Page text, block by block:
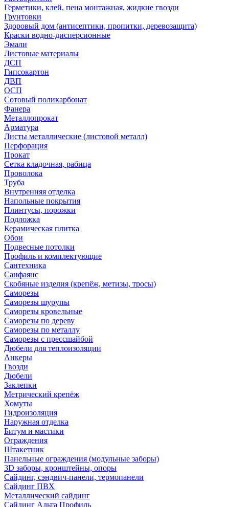
Герметики, клей, пена монтажная, жидкие гвозди
Грунтовки
Здоровый дом (антисептики, пропитки, деревозащита)
Краски водно-дисперсионные
Эмали
Листовые материалы
ДСП
Гипсокартон
ДВП
ОСП
Сотовый поликарбонат
Фанера
Металлопрокат
Арматура
Листы металлические (листовой металл)
Перфорация
Прокат
Сетка кладочная, рабица
Проволока
Труба
Внутренняя отделка
Напольные покрытия
Плинтусы, порожки
Подложка
Керамическая плитка
Обои
Подвесные потолки
Профиль и комплектующие
Сантехника
Санфаянс
Скобяные изделия (крепёж, метизы, тросы)
Саморезы
Саморезы шурупы
Саморезы кровельные
Саморезы по дереву
Саморезы по металлу
Саморезы с прессшайбой
Дюбели для теплоизоляции
Анкеры
Гвозди
Дюбели
Заклепки
Метрический крепёж
Хомуты
Гидроизоляция
Наружная отделка
Битум и мастики
Ограждения
Штакетник
Панельные ограждения (модульные заборы)
3D заборы, кронштейны, опоры
Cайдинг, сэндвич-панели, термопанели
Сайдинг ПВХ
Металлический сайдинг
Сайдинг Альта Профиль